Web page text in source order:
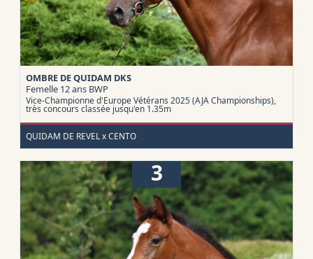
OMBRE DE QUIDAM DKS
Femelle 12 ans BWP
Vice-Championne d'Europe Vétérans 2025 (AJA Championships),
très concours classée jusqu'en 1.35m
QUIDAM DE REVEL x CENTO
3